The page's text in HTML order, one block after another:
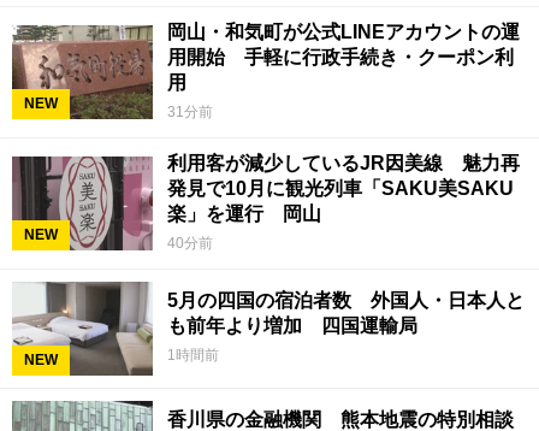
NEW
岡山・和気町が公式LINEアカウントの運
用開始 手軽に行政手続き・クーポン利
用
31分前
NEW
利用客が減少しているJR因美線 魅力再
発見で10月に観光列車「SAKU美SAKU
楽」を運行 岡山
40分前
NEW
5月の四国の宿泊者数 外国人・日本人と
も前年より増加 四国運輸局
1時間前
香川県の金融機関 熊本地震の特別相談